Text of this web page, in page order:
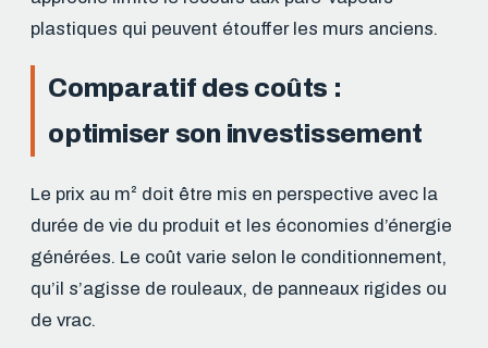
plastiques qui peuvent étouffer les murs anciens.
Comparatif des coûts :
optimiser son investissement
Le prix au m² doit être mis en perspective avec la
durée de vie du produit et les économies d’énergie
générées. Le coût varie selon le conditionnement,
qu’il s’agisse de rouleaux, de panneaux rigides ou
de vrac.